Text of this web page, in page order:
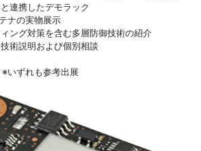
連携したデモラック
ナの実物展示
ング対策を含む多層防御技術の紹介
術説明および個別相談
※いずれも参考出展